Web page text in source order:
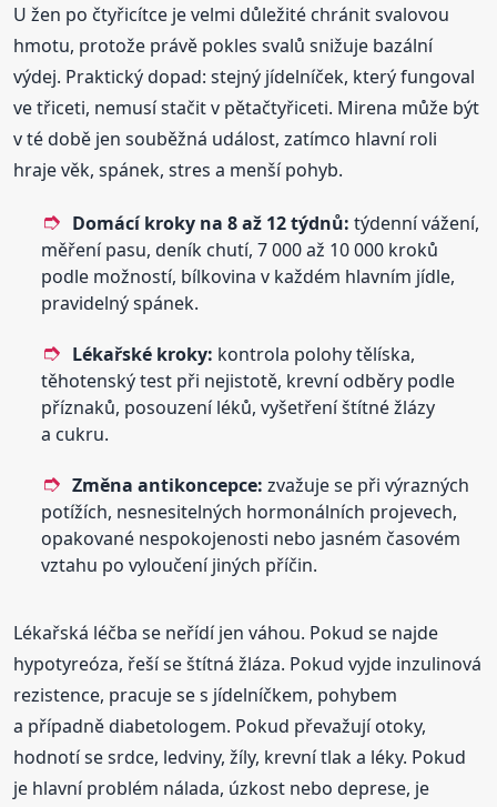
U žen po čtyřicítce je velmi důležité chránit svalovou
hmotu, protože právě pokles svalů snižuje bazální
výdej. Praktický dopad: stejný jídelníček, který fungoval
ve třiceti, nemusí stačit v pětačtyřiceti. Mirena může být
v té době jen souběžná událost, zatímco hlavní roli
hraje věk, spánek, stres a menší pohyb.
Domácí kroky na 8 až 12 týdnů: týdenní vážení,
měření pasu, deník chutí, 7 000 až 10 000 kroků
podle možností, bílkovina v každém hlavním jídle,
pravidelný spánek.
Lékařské kroky: kontrola polohy tělíska,
těhotenský test při nejistotě, krevní odběry podle
příznaků, posouzení léků, vyšetření štítné žlázy
a cukru.
Změna antikoncepce: zvažuje se při výrazných
potížích, nesnesitelných hormonálních projevech,
opakované nespokojenosti nebo jasném časovém
vztahu po vyloučení jiných příčin.
Lékařská léčba se neřídí jen váhou. Pokud se najde
hypotyreóza, řeší se štítná žláza. Pokud vyjde inzulinová
rezistence, pracuje se s jídelníčkem, pohybem
a případně diabetologem. Pokud převažují otoky,
hodnotí se srdce, ledviny, žíly, krevní tlak a léky. Pokud
je hlavní problém nálada, úzkost nebo deprese, je